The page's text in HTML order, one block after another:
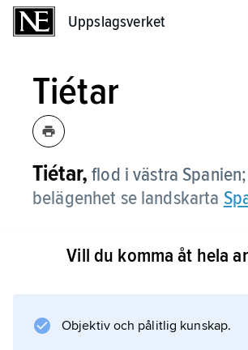
Uppslagsverket
Tiétar
Tiétar, flod i västra
belägenhet se landskarta
Vill du komma åt hela
Objektiv och pålitlig kunskap.